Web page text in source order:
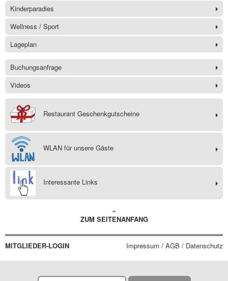
Kinderparadies
Wellness / Sport
Lageplan
Buchungsanfrage
Videos
Restaurant Geschenkgutscheine
WLAN für unsere Gäste
Interessante Links
ZUM SEITENANFANG
MITGLIEDER-LOGIN Impressum / AGB / Datenschutz